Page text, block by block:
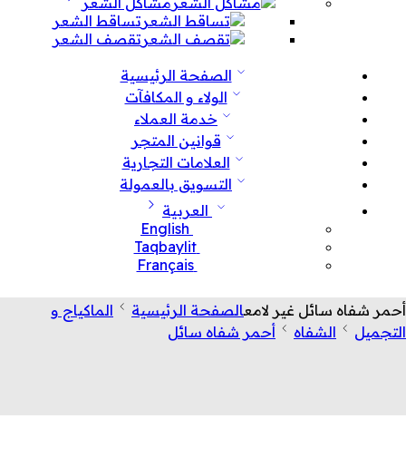
تساقط الشعر
تقصف الشعر
الصفحة الرئيسية
الولاء و المكافآت
خدمة العملاء
قوانين المتجر
العلامات التجارية
التسويق بالعمولة
العربية
English
Taqbaylit
Français
أحمر شفاه سائل غير لامعالصفحة الرئيسية
الماكياج و
التجميل
الشفاه أحمر شفاه سائل